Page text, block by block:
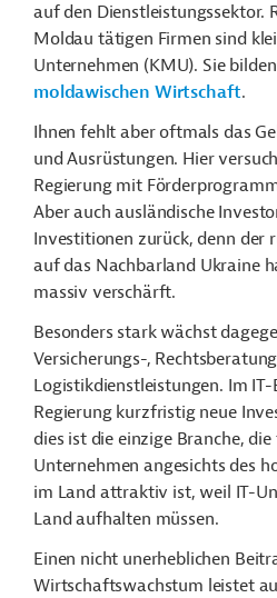
auf den Dienstleistungssektor.
Moldau tätigen Firmen sind
Unternehmen (KMU). Sie
moldawischen Wirtschaft.
Ihnen fehlt aber oftmals das
und Ausrüstungen. Hier
Regierung mit
Aber auch ausländische
Investitionen zurück, denn der
auf das Nachbarland Ukraine
massiv verschärft.
Besonders stark wächst
Versicherungs-,
Logistikdienstleistungen. Im
Regierung kurzfristig neue
dies ist die einzige Branche,
Unternehmen angesichts des
im Land attraktiv ist, weil IT-
Land aufhalten müssen.
Einen nicht unerheblichen
Wirtschaftswachstum leistet